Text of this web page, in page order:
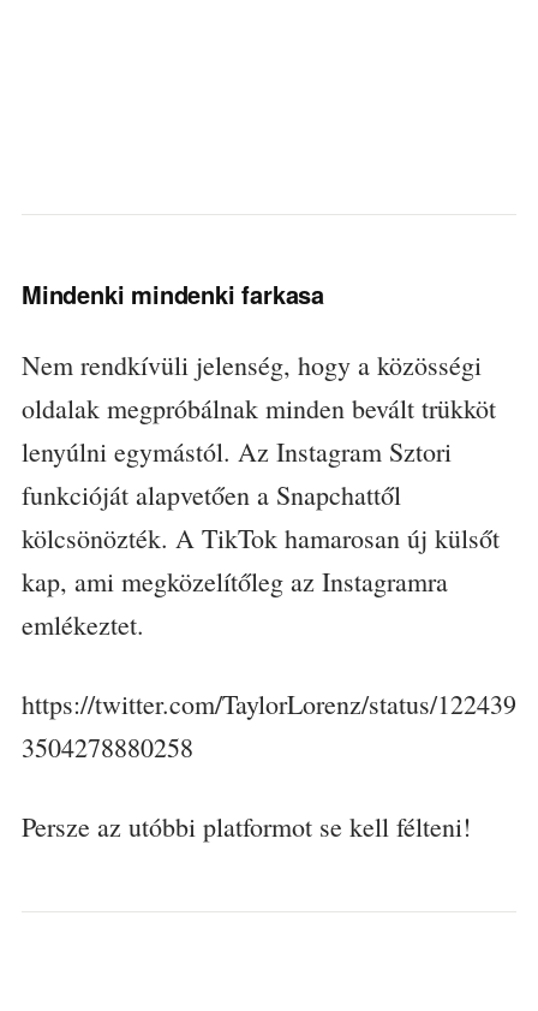
Mindenki mindenki farkasa
Nem rendkívüli jelenség, hogy a közösségi
oldalak megpróbálnak minden bevált trükköt
lenyúlni egymástól. Az Instagram Sztori
funkcióját alapvetően a Snapchattől
kölcsönözték. A TikTok hamarosan új külsőt
kap, ami megközelítőleg az Instagramra
emlékeztet.
https://twitter.com/TaylorLorenz/status/122439
3504278880258
Persze az utóbbi platformot se kell félteni!